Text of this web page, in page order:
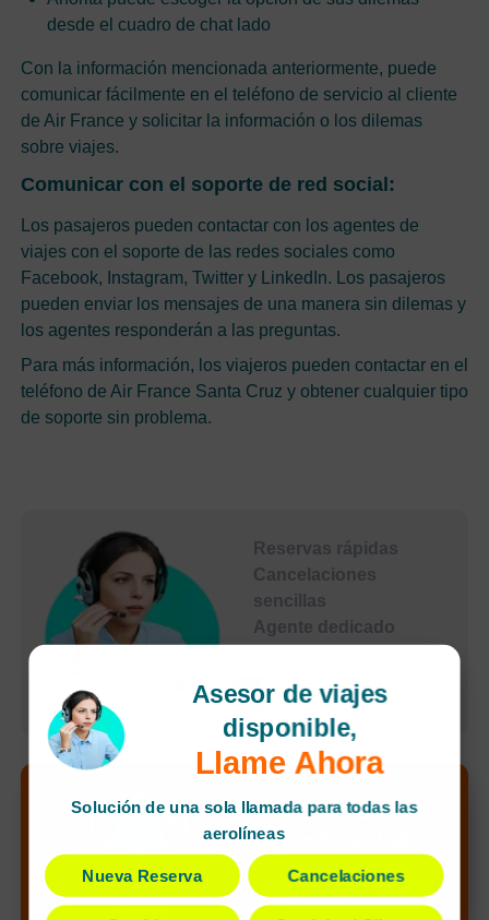
desde el cuadro de chat lado
Con la información mencionada anteriormente, puede
comunicar fácilmente en el teléfono de servicio al cliente
de Air France y solicitar la información o los dilemas
sobre viajes.
Comunicar con el soporte de red social:
Los pasajeros pueden contactar con los agentes de
viajes con el soporte de las redes sociales como
Facebook, Instagram, Twitter y LinkedIn. Los pasajeros
pueden enviar los mensajes de una manera sin dilemas y
los agentes responderán a las preguntas.
Para más información, los viajeros pueden contactar en el
teléfono de Air France Santa Cruz y obtener cualquier tipo
de soporte sin problema.
Reservas rápidas
Cancelaciones
sencillas
Agente dedicado
undefined
¡Alerta de nuevo
precio!
Desbloquea el
precio más bajo
de tu búsqueda
¡Llamar ahora!
Asesor de viajes
disponible,
Llame Ahora
Solución de una sola llamada para todas las
aerolíneas
Nueva Reserva Cancelaciones